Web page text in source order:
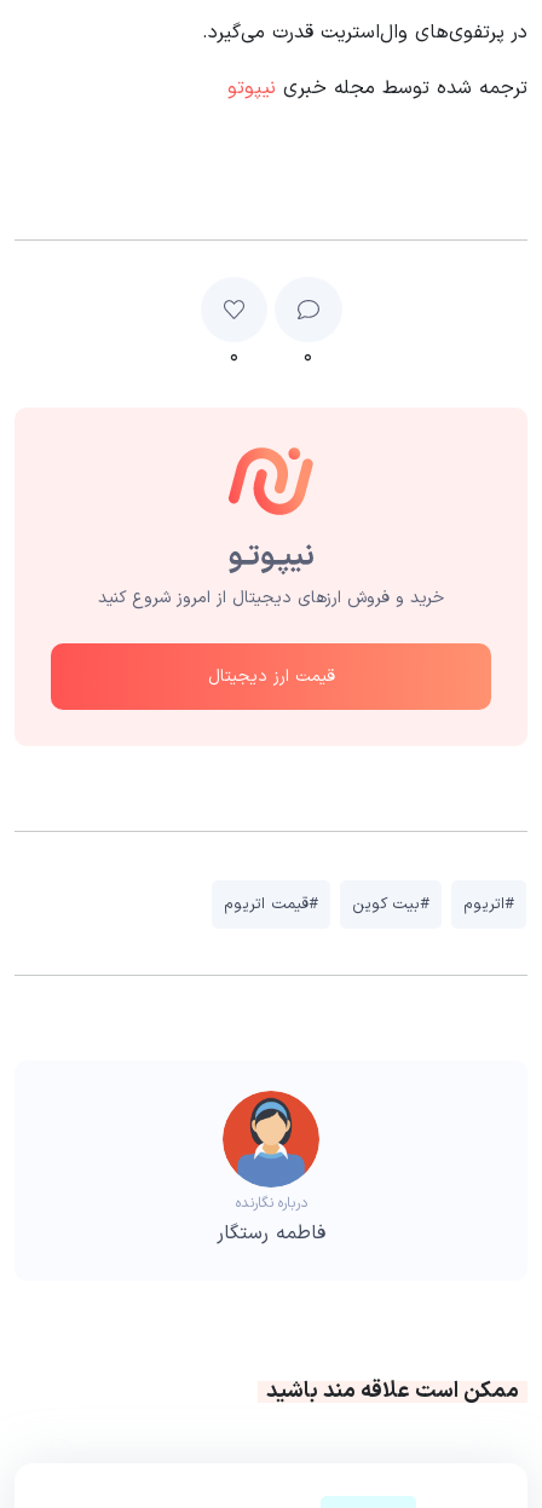
در پرتفوی‌های وال‌استریت قدرت می‌گیرد.
ترجمه شده توسط مجله خبری نیپوتو
۰ ۰
خرید و فروش ارزهای دیجیتال از امروز شروع کنید
قیمت ارز دیجیتال
#اتریوم #بیت کوین #قیمت اتریوم
درباره نگارنده
فاطمه رستگار
ممکن است علاقه مند باشید